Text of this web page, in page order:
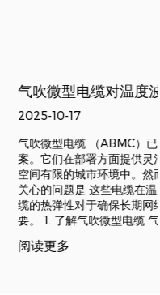
抵抗力如何？
代光纤网络中的革命性解决方
可扩展性和成本效益，特别是
程师、网络规划人员和运营商
下的表现如何 。了解气吹微
性和避免代价高昂的故障至关
是一种光缆，设计用于在...